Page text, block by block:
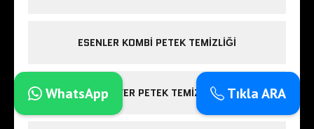
ESENLER KOMBI PETEK TEMIZLIĞI
SARIYER PETEK TEMIZLIĞI Tıkla ARA
WhatsApp